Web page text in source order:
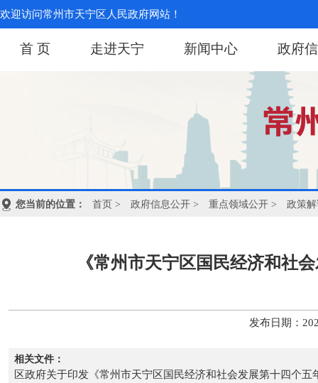
欢迎访问常州市天宁区人民政府网站！
首 页 走进天宁 新闻中心 政府
您当前的位置： 首页 > 政府信息公开 > 重点领域公开 > 政策
《常州市天宁区国民经济和社
发布日期：
相关文件：
区政府关于印发《常州市天宁区国民经济和社会发展第十四个